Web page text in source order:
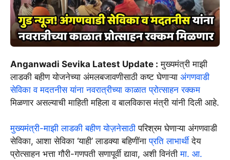
Anganwadi Sevika Latest Update : मुख्यमंत्री माझी
लाडकी बहीण योजनेच्या अंमलबजावणीसाठी कष्ट घेणाऱ्या अंगणवाडी
सेविका व मदतनीस यांना नवरात्रीच्या काळात प्रोत्साहन रक्कम
मिळणार असल्याची माहिती महिला व बालविकास मंत्री यांनी दिली आहे.
मुख्यमंत्री-माझी लाडकी बहीण योज़नेसाठी परिश्रम घेणाऱ्या अंगणवाडी
सेविका, आशा सेविका ‘याही’ लाडक्या बहिणींनाप्रति लाभार्थी देय
प्रोत्साहन भत्ता गौरी-गणपती सणापूर्वी द्यावा, अशी विनंतीमा. आ.